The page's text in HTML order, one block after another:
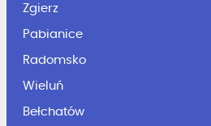
Zgierz
Pabianice
Radomsko
Wieluń
Bełchatów